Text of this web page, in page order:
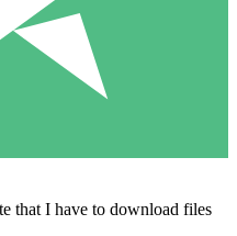
that I have to download files